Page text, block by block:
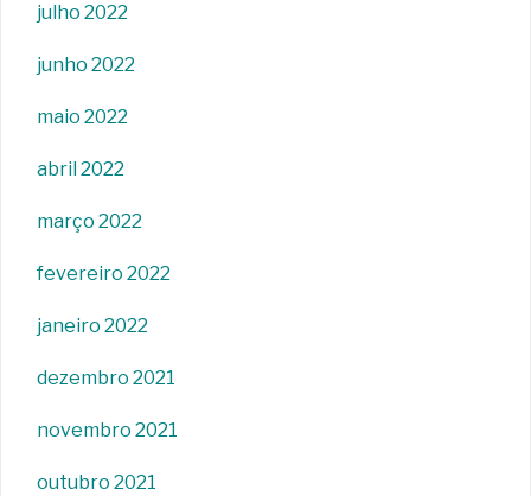
julho 2022
junho 2022
maio 2022
abril 2022
março 2022
fevereiro 2022
janeiro 2022
dezembro 2021
novembro 2021
outubro 2021